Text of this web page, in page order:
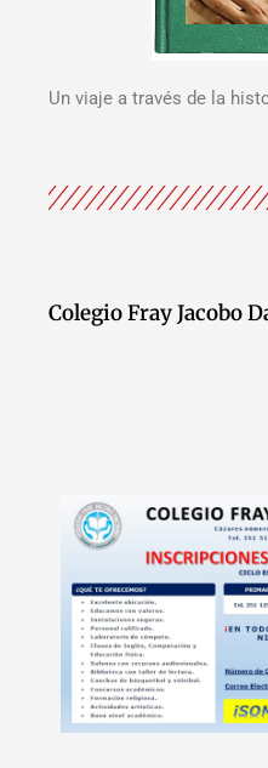
Un viaje a través de la
Colegio Fray Jacobo